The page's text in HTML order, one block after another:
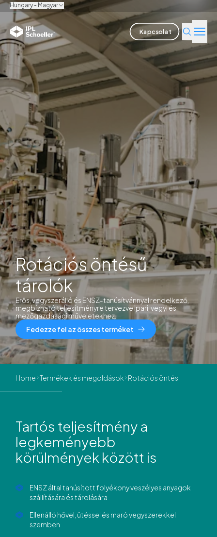
Hungary - Magyar
Kapcsolat
Iparágak
Termékek és megoldások
Innováció
Fenntarthatóság
Rólunk
KarrierHelyszínek Prospektusok Media center Events
Kötvényjelentések
Rotációs öntésű
tárolók
Erős, vegyszerálló és ENSZ-tanúsítvánnyal rendelkező,
megbízható teljesítményre tervezve ipari, vegyi és
mezőgazdasági műveletekhez.
Fedezze fel az összes terméket
Home Termékek és megoldások Rotációs öntés
Tartós teljesítmény a
legkeményebb
körülmények között is
ENSZ által tanúsított folyékony veszélyes anyagok
szállítására és tárolására
Ellenálló hővel, ütéssel és maró vegyszerekkel
szemben